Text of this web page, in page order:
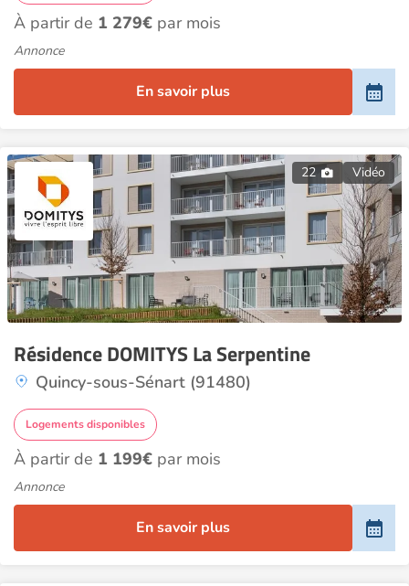
À partir de 1 279€ par mois
Annonce
En savoir plus
22 Vidéo
Résidence DOMITYS La Serpentine
Quincy-sous-Sénart (91480)
Logements disponibles
À partir de 1 199€ par mois
Annonce
En savoir plus